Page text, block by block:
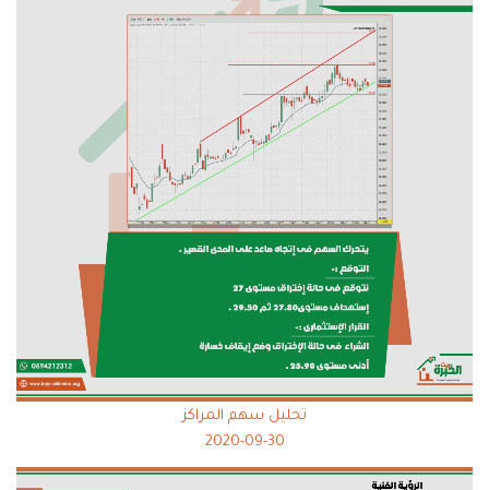
تحليل سهم المراكز
2020-09-30